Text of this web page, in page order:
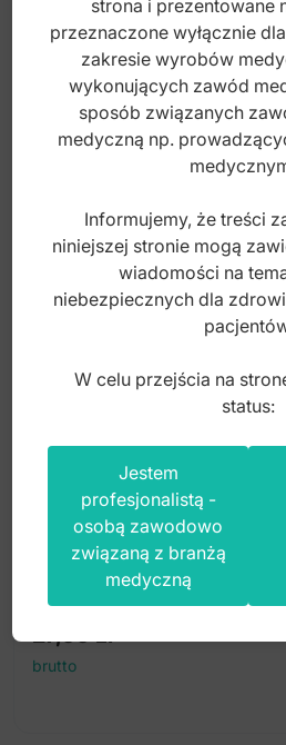
27,00zł
brutto
W+ Ćwieki papierowe
Index: DR.1583.45
27,00zł
brutto
strona i prezentowane
przeznaczone wyłącznie
zakresie wyrobów
wykonujących zawód
sposób związanych
medyczną np.
Informujemy, że treści
niniejszej stronie mogą
wiadomości na
niebezpiecznych dla
W celu przejścia na
status:
Jestem
profesjonalistą -
osobą zawodowo
związaną z branżą
medyczną